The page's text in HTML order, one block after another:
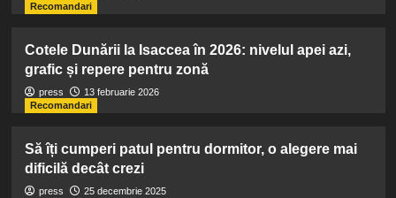
Recomandari
Cotele Dunării la Isaccea în 2026: nivelul apei azi,
grafic și repere pentru zonă
press
13 februarie 2026
Recomandari
Să îți cumperi patul pentru dormitor, o alegere mai
dificilă decât crezi
press 25 decembrie 2025